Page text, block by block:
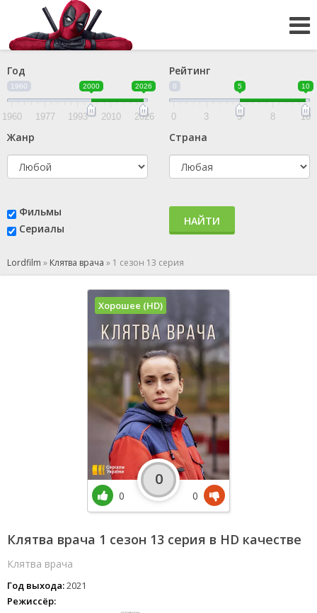
Год
1960 2000 2026
1960 1977 1993 2010 2026
Рейтинг
0 5 10
0 3 5 8 10
Жанр Страна
Фильмы
Сериалы
НАЙТИ
Lordfilm » Клятва врача » 1 сезон 13 серия
Клятва врача 1 сезон 13 серия в HD качестве
Клятва врача
Год выхода:2021
Режиссёр:
Хорошее (HD)
0
0
0